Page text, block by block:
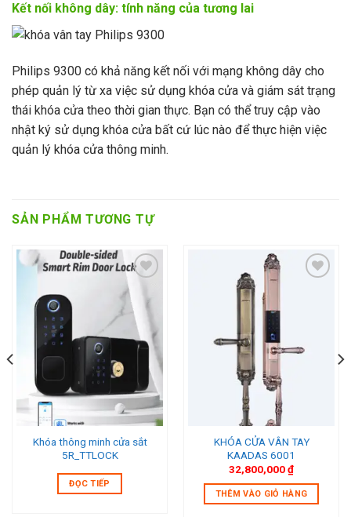
Kết nối không dây: tính năng của tương lai
Philips 9300 có khả năng kết nối với mạng không dây cho
phép quản lý từ xa việc sử dụng khóa cửa và giám sát trạng
thái khóa cửa theo thời gian thực. Bạn có thể truy cập vào
nhật ký sử dụng khóa cửa bất cứ lúc nào để thực hiện việc
quản lý khóa cửa thông minh.
SẢN PHẨM TƯƠNG TỰ
Add to wishlist
Khóa thông minh cửa sắt
5R_TTLOCK
ĐỌC TIẾP
Add to wishlist
KHÓA CỬA VÂN TAY
KAADAS 6001
32,800,000₫
THÊM VÀO GIỎ HÀNG